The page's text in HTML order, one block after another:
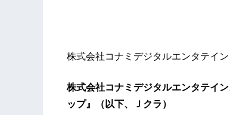
株式会社コナミデジタルエンタテイ
株式会社コナミデジタルエンタテイ
ップ』（以下、Ｊクラ）